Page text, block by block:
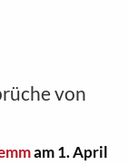
von
am 1. April